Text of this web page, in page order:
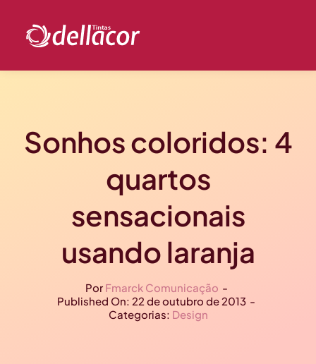
conteúdo
Sonhos coloridos: 4
quartos
sensacionais
usando laranja
Por Fmarck Comunicação -
Published On: 22 de outubro de 2013 -
Categorias: Design